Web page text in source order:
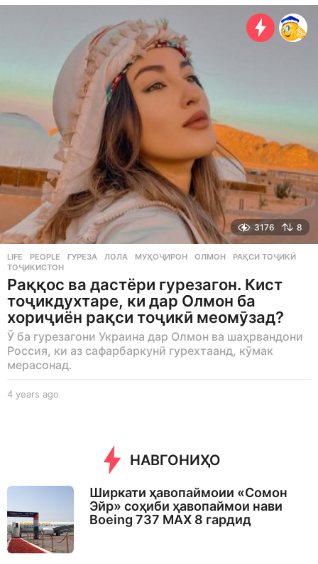
e
a
g
3176 8
LIFE ,PEOPLE ГУРЕЗА ,ЛОЛА ,МУҲОҶИРОН ,ОЛМОН ,РАҚСИ ТОҶИКӢ
ТОҶИКИСТОН
Раққос ва дастёри гурезагон. Кист
тоҷикдухтаре, ки дар Олмон ба
хориҷиён рақси тоҷикӣ меомӯзад?
Ӯ ба гурезагони Украина дар Олмон ва шаҳрвандони
Россия, ки аз сафарбаркунӣ гурехтаанд, кӯмак
мерасонад.
4 years ago
g
НАВГОНИҲО
Ширкати ҳавопаймоии «Сомон
Эйр» соҳиби ҳавопаймои нави
Boeing 737 MAX 8 гардид